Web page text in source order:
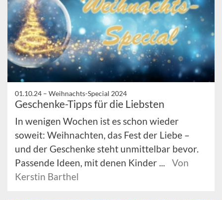
01.10.24 – Weihnachts-Special 2024
Geschenke-Tipps für die Liebsten
In wenigen Wochen ist es schon wieder
soweit: Weihnachten, das Fest der Liebe –
und der Geschenke steht unmittelbar bevor.
Passende Ideen, mit denen Kinder ...
Von
Kerstin Barthel